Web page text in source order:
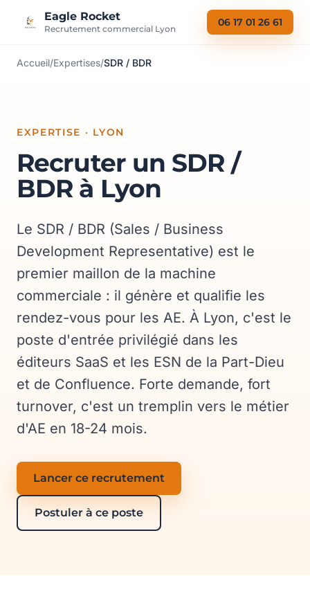
Eagle Rocket
Recrutement commercial Lyon
06 17 01 26 61
Accueil/Expertises/SDR / BDR
EXPERTISE · LYON
Recruter un SDR /
BDR à Lyon
Le SDR / BDR (Sales / Business
Development Representative) est le
premier maillon de la machine
commerciale : il génère et qualifie les
rendez-vous pour les AE. À Lyon, c'est le
poste d'entrée privilégié dans les
éditeurs SaaS et les ESN de la Part-Dieu
et de Confluence. Forte demande, fort
turnover, c'est un tremplin vers le métier
d'AE en 18-24 mois.
Lancer ce recrutement
Postuler à ce poste